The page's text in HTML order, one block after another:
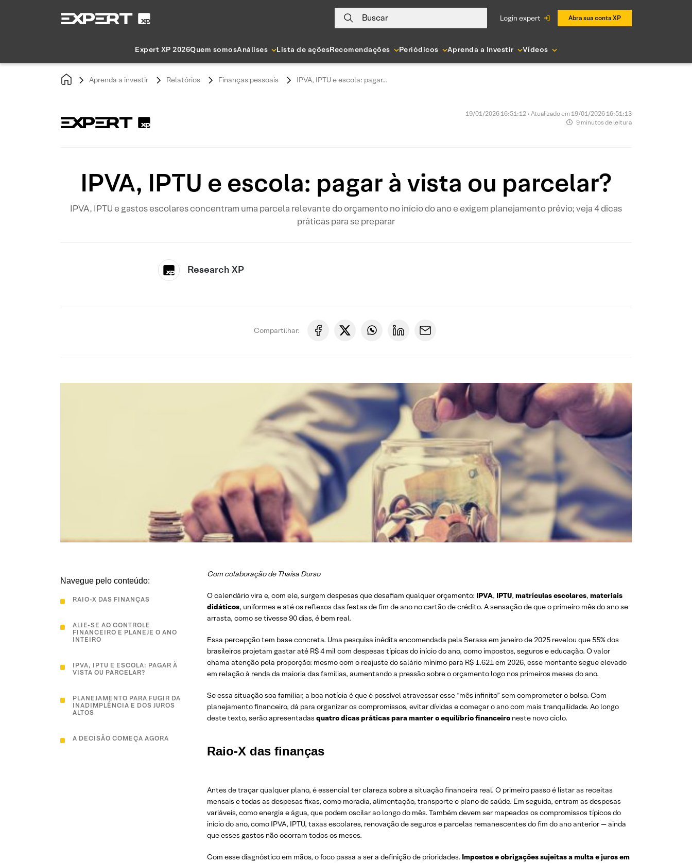
Buscar login expert Abra sua conta XP
Expert XP 2026Quem somosAnálises Lista de açõesRecomendações Periódicos Aprenda a Investir Vídeos
Aprenda a investir Relatórios Finanças pessoais IPVA, IPTU e escola: pagar...
19/01/2026 16:51:12 • Atualizado em 19/01/2026 16:51:13
9 minutos de leitura
IPVA, IPTU e escola: pagar à vista ou parcelar?
IPVA, IPTU e gastos escolares concentram uma parcela relevante do orçamento no início do ano e exigem planejamento prévio; veja 4 dicas
práticas para se preparar
Research XP
Compartilhar:
Navegue pelo conteúdo:
RAIO-X DAS FINANÇAS
ALIE-SE AO CONTROLE
FINANCEIRO E PLANEJE O ANO
INTEIRO
IPVA, IPTU E ESCOLA: PAGAR À
VISTA OU PARCELAR?
PLANEJAMENTO PARA FUGIR DA
INADIMPLÊNCIA E DOS JUROS
ALTOS
A DECISÃO COMEÇA AGORA
Com colaboração de Thaísa Durso
O calendário vira e, com ele, surgem despesas que desafiam qualquer orçamento: IPVA, IPTU, matrículas escolares, materiais
didáticos, uniformes e até os reflexos das festas de fim de ano no cartão de crédito. A sensação de que o primeiro mês do ano se
arrasta, como se tivesse 90 dias, é bem real.
Essa percepção tem base concreta. Uma pesquisa inédita encomendada pela Serasa em janeiro de 2025 revelou que 55% dos
brasileiros projetam gastar até R$ 4 mil com despesas típicas do início do ano, como impostos, seguros e educação. O valor
chama atenção pela proporção: mesmo com o reajuste do salário mínimo para R$ 1.621 em 2026, esse montante segue elevado
em relação à renda da maioria das famílias, aumentando a pressão sobre o orçamento logo nos primeiros meses do ano.
Se essa situação soa familiar, a boa notícia é que é possível atravessar esse “mês infinito” sem comprometer o bolso. Com
planejamento financeiro, dá para organizar os compromissos, evitar dívidas e começar o ano com mais tranquilidade. Ao longo
deste texto, serão apresentadas quatro dicas práticas para manter o equilíbrio financeiro neste novo ciclo.
Raio-X das finanças
Antes de traçar qualquer plano, é essencial ter clareza sobre a situação financeira real. O primeiro passo é listar as receitas
mensais e todas as despesas fixas, como moradia, alimentação, transporte e plano de saúde. Em seguida, entram as despesas
variáveis, como energia e água, que podem oscilar ao longo do mês. Também devem ser mapeados os compromissos típicos do
início do ano, como IPVA, IPTU, taxas escolares, renovação de seguros e parcelas remanescentes do fim do ano anterior — ainda
que esses gastos não ocorram todos os meses.
Com esse diagnóstico em mãos, o foco passa a ser a definição de prioridades. Impostos e obrigações sujeitas a multa e juros em